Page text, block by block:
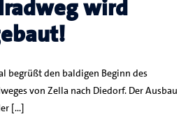
wird
begrüßt den baldigen Beginn des
von Zella nach Diedorf. Der Ausbau
[…]